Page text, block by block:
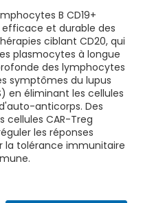
B CD19+
et durable des
ciblant CD20, qui
plasmocytes à longue
des lymphocytes
symptômes du lupus
en éliminant les cellules
anticorps. Des
cellules CAR-Treg
les réponses
la tolérance immunitaire